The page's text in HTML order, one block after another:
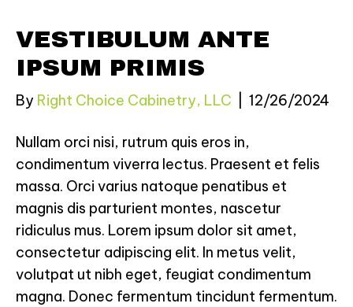
VESTIBULUM ANTE
IPSUM PRIMIS
By Right Choice Cabinetry, LLC 12/26/2024
Nullam orci nisi, rutrum quis eros in,
condimentum viverra lectus. Praesent et felis
massa. Orci varius natoque penatibus et
magnis dis parturient montes, nascetur
ridiculus mus. Lorem ipsum dolor sit amet,
consectetur adipiscing elit. In metus velit,
volutpat ut nibh eget, feugiat condimentum
magna. Donec fermentum tincidunt fermentum.